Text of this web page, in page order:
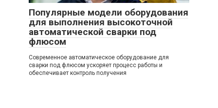
Популярные модели оборудования
для выполнения высокоточной
автоматической сварки под
флюсом
Современное автоматическое оборудование для
сварки под флюсом ускоряет процесс работы и
обеспечивает контроль получения